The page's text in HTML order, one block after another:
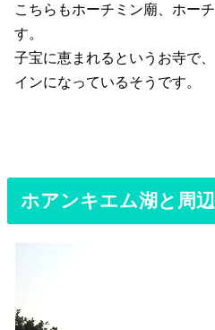
こちらもホーチミン廟、ホー
す。
子宝に恵まれるというお寺で
インになっているそうです。
ホアンキエム湖と周辺